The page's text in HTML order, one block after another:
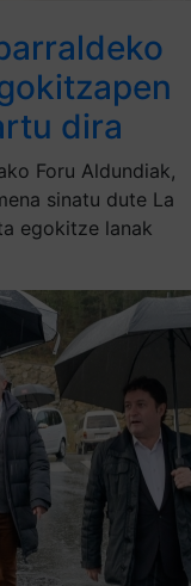
dira
Foru Aldundiak,
sinatu dute La
egokitze lanak